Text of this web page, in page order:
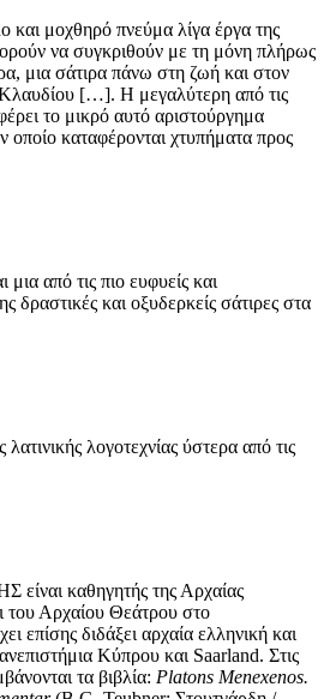
και μοχθηρό πνεύμα λίγα έργα της
να συγκριθούν με τη μόνη πλήρως
μια σάτιρα πάνω στη ζωή και στον
[…]. Η μεγαλύτερη από τις
το μικρό αυτό αριστούργημα
οποίο καταφέρονται χτυπήματα προς
μια από τις πιο ευφυείς και
δραστικές και οξυδερκείς σάτιρες στα
λογοτεχνίας ύστερα από τις
καθηγητής της Αρχαίας
του Αρχαίου Θεάτρου στο
επίσης διδάξει αρχαία ελληνική και
Κύπρου και Saarland. Στις
τα βιβλία: Platons Menexenos.